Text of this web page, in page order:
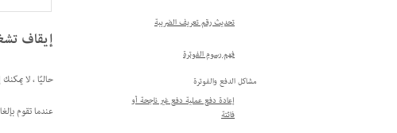
تحديث رقم تعريف الضريبة
فهم رسوم الفوترة
مشاكل الدفع والفوترة
إعادة دفع عملية دفع غير ناجحة أو
فائتة
إيقاف
حاليًا ، لا
عندما تقوم